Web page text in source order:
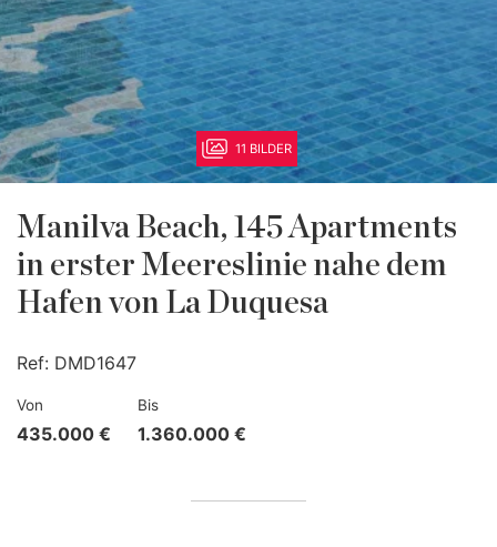
11 BILDER
Manilva Beach, 145 Apartments
in erster Meereslinie nahe dem
Hafen von La Duquesa
Ref: DMD1647
Von
435.000 €
Bis
1.360.000 €